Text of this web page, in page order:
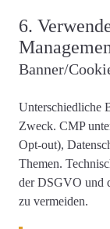
6.
Banner/
Unterschiedliche
Zweck. CMP
Opt-out),
Themen.
der DSGVO und
zu vermeiden.